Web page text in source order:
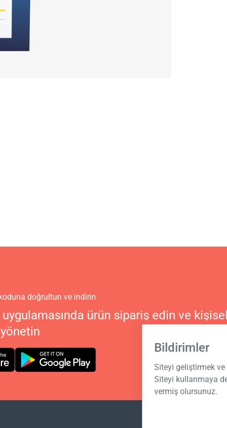
Bildirimler
Siteyi geliştirmek ve
Siteyi kullanmaya
vermiş olursunuz.
koduna doğrultun ve indirin
ürün sipariş edin ve kişisel
yönetin